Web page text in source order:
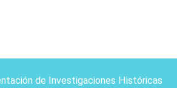
de Investigaciones Históricas